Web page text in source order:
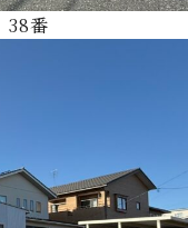
38番